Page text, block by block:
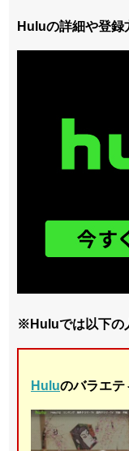
Huluの詳細や登録
※Huluでは以下の
Huluのバラエテ